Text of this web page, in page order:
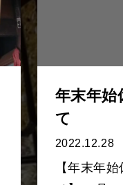
年末年始
て
2022.12.28
【年末年